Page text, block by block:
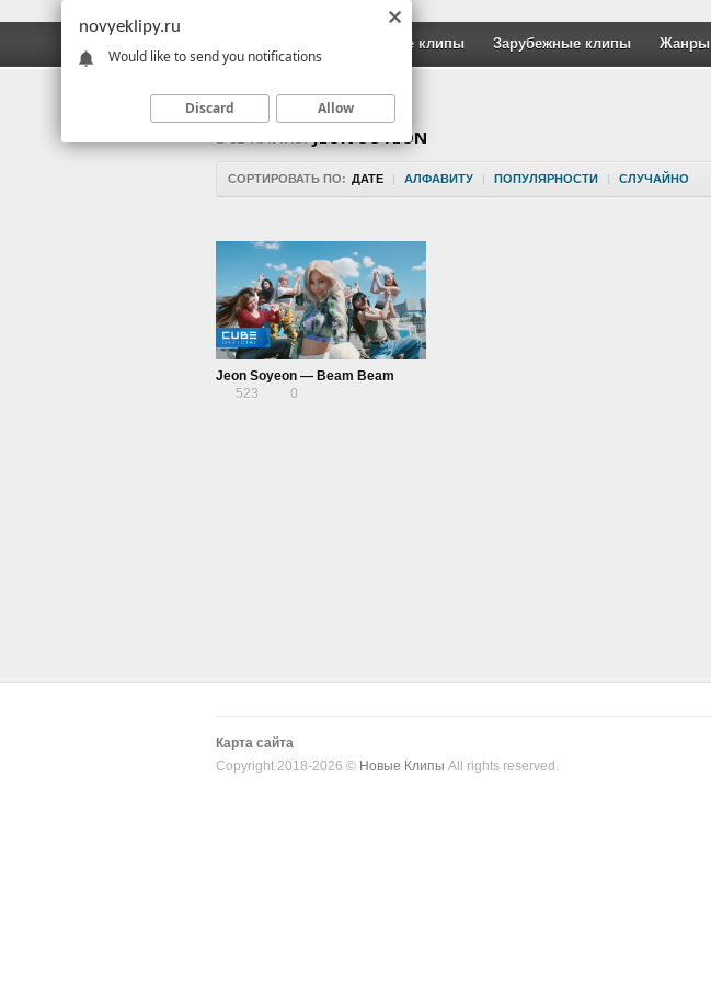
Русские клипы Зарубежные клипы Жанры
ВСЕ КЛИПЫ JEON SOYEON
СОРТИРОВАТЬ ПО: ДАТЕ | АЛФАВИТУ | ПОПУЛЯРНОСТИ | СЛУЧАЙНО
Jeon Soyeon — Beam Beam
523
0
Карта сайта
Copyright 2018-2026 © Новые Клипы All rights reserved.
novyeklipy.ru
Would like to send you notifications
Discard Allow